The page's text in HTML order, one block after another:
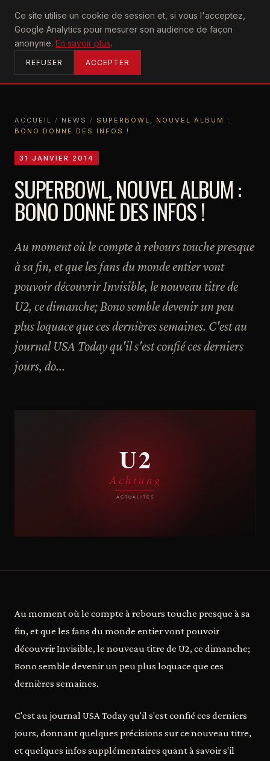
Ce site utilise un cookie de session et, si vous l'acceptez,
Google Analytics pour mesurer son audience de façon
anonyme. En savoir plus.
REFUSER ACCEPTER
U2achtung
ACCUEIL
ACCUEIL / NEWS / SUPERBOWL, NOUVEL ALBUM :
BONO DONNE DES INFOS !
31 JANVIER 2014
SUPERBOWL, NOUVEL ALBUM :
BONO DONNE DES INFOS !
Au moment où le compte à rebours touche presque
à sa fin, et que les fans du monde entier vont
pouvoir découvrir Invisible, le nouveau titre de
U2, ce dimanche; Bono semble devenir un peu
plus loquace que ces dernières semaines. C'est au
journal USA Today qu'il s'est confié ces derniers
jours, do...
Au moment où le compte à rebours touche presque à sa
fin, et que les fans du monde entier vont pouvoir
découvrir Invisible, le nouveau titre de U2, ce dimanche;
Bono semble devenir un peu plus loquace que ces
dernières semaines.
C'est au journal USA Today qu'il s'est confié ces derniers
jours, donnant quelques précisions sur ce nouveau titre,
et quelques infos supplémentaires quant à savoir s'il